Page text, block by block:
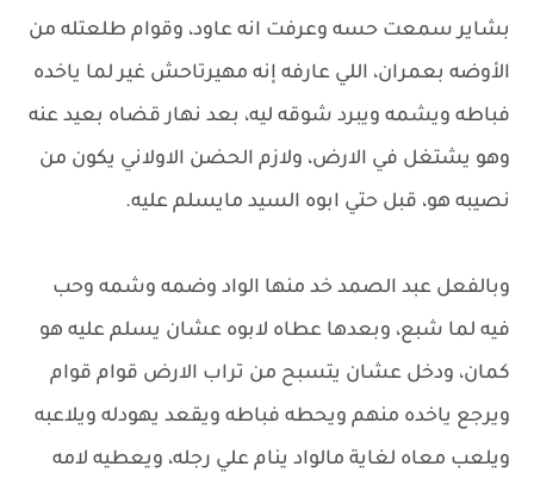
بشاير سمعت حسه وعرفت انه عاود، وقوام طلعتله من
الأوضه بعمران، اللي عارفه إنه مهيرتاحش غير لما ياخده
فباطه ويشمه ويبرد شوقه ليه، بعد نهار قضاه بعيد عنه
وهو يشتغل في الارض، ولازم الحضن الاولاني يكون من
نصيبه هو، قبل حتي ابوه السيد مايسلم عليه.
وبالفعل عبد الصمد خد منها الواد وضمه وشمه وحب
فيه لما شبع، وبعدها عطاه لابوه عشان يسلم عليه هو
كمان، ودخل عشان يتسبح من تراب الارض قوام قوام
ويرجع ياخده منهم ويحطه فباطه ويقعد يهودله ويلاعبه
ويلعب معاه لغاية مالواد ينام علي رجله، ويعطيه لامه